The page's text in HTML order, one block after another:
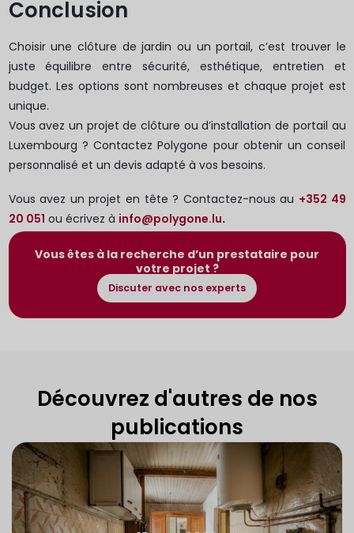
Conclusion
Choisir une clôture de jardin ou un portail, c’est trouver le
juste équilibre entre sécurité, esthétique, entretien et
budget. Les options sont nombreuses et chaque projet est
unique.
Vous avez un projet de clôture ou d’installation de portail au
Luxembourg ? Contactez Polygone pour obtenir un conseil
personnalisé et un devis adapté à vos besoins.
Vous avez un projet en tête ? Contactez-nous au +352 49
20 051 ou écrivez à info@polygone.lu.
Vous êtes à la recherche d’un prestataire pour
votre projet ?
Discuter avec nos experts
Découvrez d'autres de nos
publications